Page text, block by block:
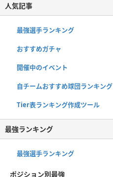
人気記事
最強選手ランキング
おすすめガチャ
開催中のイベント
自チームおすすめ球団ランキング
Tier表ランキング作成ツール
最強ランキング
最強選手ランキング
ポジション別最強